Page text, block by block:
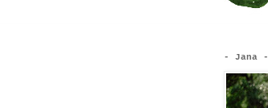
- Jana -